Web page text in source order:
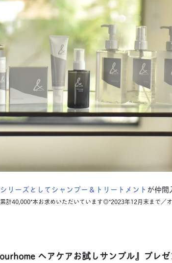
リーズとしてシャンプー＆トリートメント が仲間
累計40,000*本お求めいただいています◎*2023年12月末まで／
ヘアケアお試しサンプル』プレゼ